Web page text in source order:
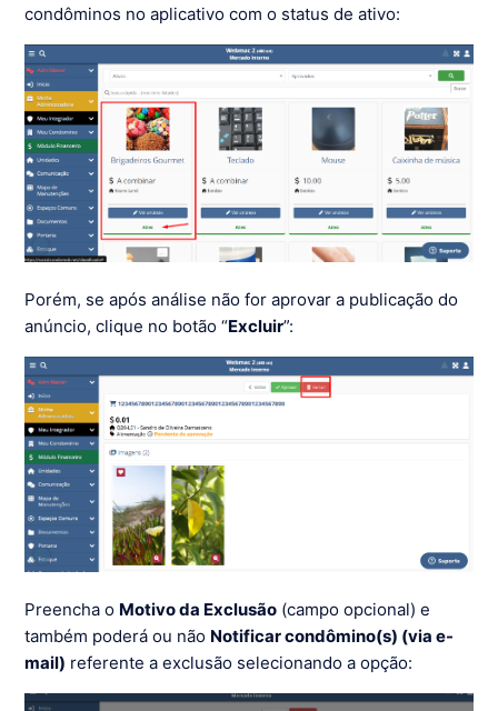
condôminos no aplicativo com o status de ativo:
Porém, se após análise não for aprovar a publicação do
anúncio, clique no botão “Excluir”:
Preencha o Motivo da Exclusão (campo opcional) e
também poderá ou não Notificar condômino(s) (via e-
mail) referente a exclusão selecionando a opção: